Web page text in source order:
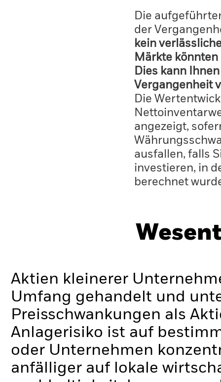
Die
der
kein
Märkte
Dies kann
Vergangenheit
Die
angezeigt,
ausfallen, falls
investieren, in
berechnet
Aktien kleinerer
Umfang gehandelt und
Preisschwankungen als
Anlagerisiko ist auf
oder Unternehmen
anfälliger auf lokale